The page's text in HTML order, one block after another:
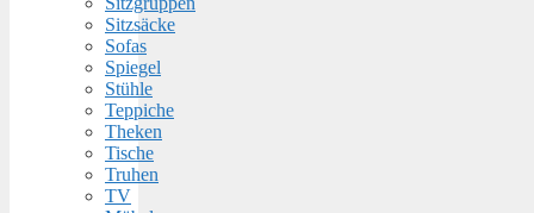
Sitzsäcke
Sofas
Spiegel
Stühle
Teppiche
Theken
Tische
Truhen
TV